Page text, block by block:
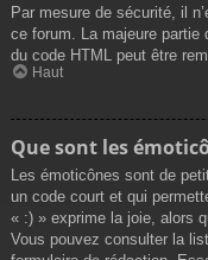
Par mesure de sécurité, il
ce forum. La majeure partie
du code HTML peut être
Haut
Que sont les
Les émoticônes sont de
un code court et qui
« :) » exprime la joie, alors
Vous pouvez consulter la